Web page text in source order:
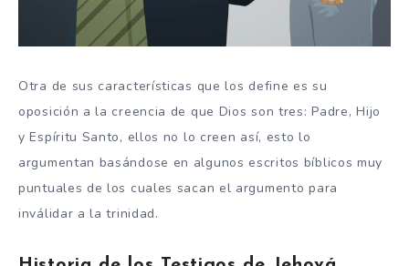
Otra de sus características que los define es su
oposición a la creencia de que Dios son tres: Padre, Hijo
y Espíritu Santo, ellos no lo creen así, esto lo
argumentan basándose en algunos escritos bíblicos muy
puntuales de los cuales sacan el argumento para
inválidar a la trinidad.